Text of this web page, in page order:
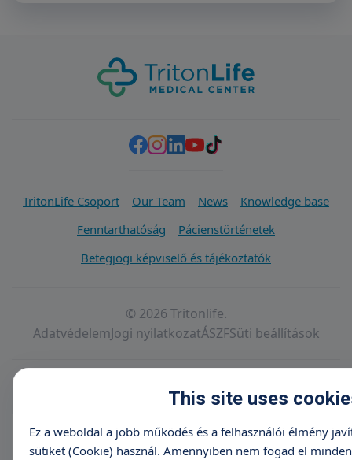
TritonLife Csoport Our Team News
Knowledge base
Fenntarthatóság
Pácienstörténetek
Betegjogi képviselő és tájékoztatók
© 2026 Tritonlife.
AdatvédelemJogi nyilatkozatÁSZFSüti beállítások
This site uses
Ez a weboldal a jobb működés és a felhasználói élmény
sütiket (Cookie) használ. Amennyiben nem fogad el